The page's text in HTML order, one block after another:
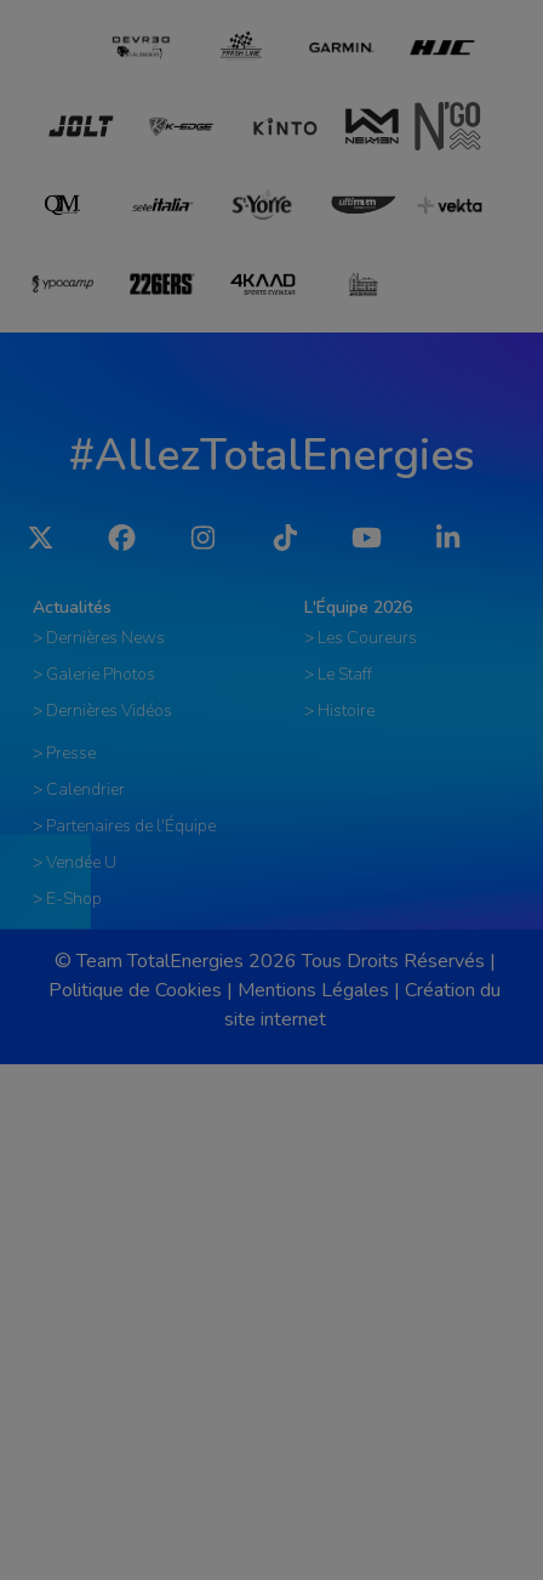
#AllezTotalEnergies
Twitter Facebook Instagram Tiktok YouTube LinkedIn
Actualités
> Dernières News
> Galerie Photos
> Dernières Vidéos
L'Équipe 2026
> Les Coureurs
> Le Staff
> Histoire
> Presse
> Calendrier
> Partenaires de l'Équipe
> Vendée U
> E-Shop
© Team TotalEnergies 2026 Tous Droits Réservés |
Politique de Cookies | Mentions Légales | Création du
site internet